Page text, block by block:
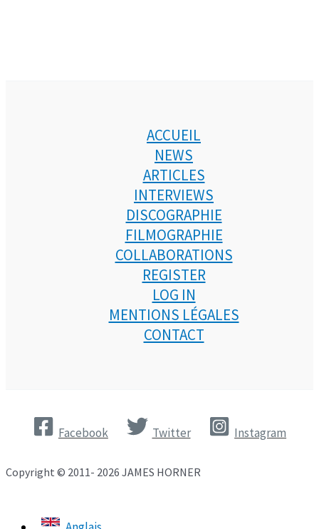
ACCUEIL
NEWS
ARTICLES
INTERVIEWS
DISCOGRAPHIE
FILMOGRAPHIE
COLLABORATIONS
REGISTER
LOG IN
MENTIONS LÉGALES
CONTACT
Facebook Twitter Instagram
Copyright © 2011- 2026 JAMES HORNER